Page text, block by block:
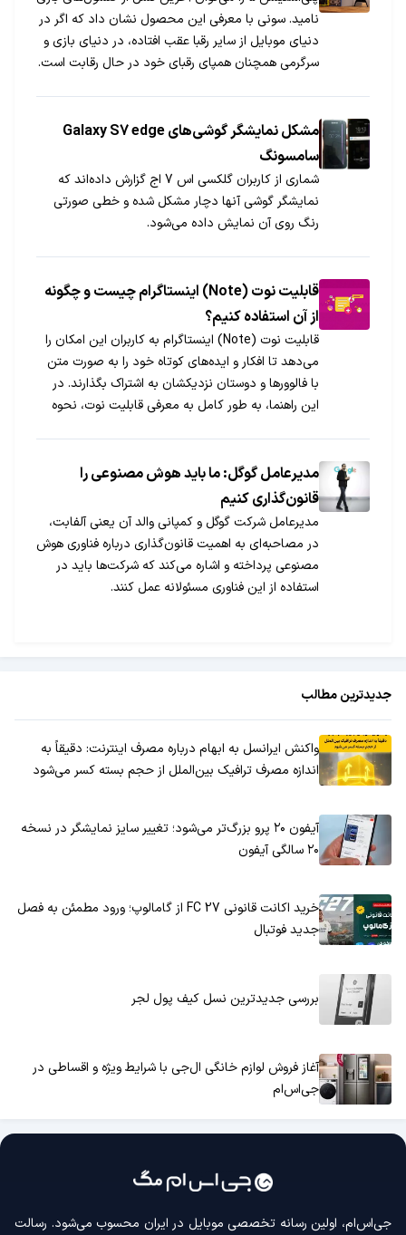
نامید. سونی با معرفی این محصول نشان داد که اگر در
دنیای موبایل از سایر رقبا عقب افتاده، در دنیای بازی و
سرگرمی همچنان همپای رقبای خود در حال رقابت است.
مشکل نمایشگر گوشی‌های Galaxy S7 edge
سامسونگ
شماری از کاربران گلکسی اس 7 اج گزارش داده‌اند که
نمایشگر گوشی آنها دچار مشکل شده و خطی صورتی
رنگ روی آن نمایش داده می‎شود.
قابلیت نوت (Note) اینستاگرام چیست و چگونه
از آن‌ استفاده کنیم؟
قابلیت نوت (Note) اینستاگرام به کاربران این امکان را
می‌دهد تا افکار و ایده‌های کوتاه خود را به صورت متن
با فالوورها و دوستان نزدیکشان به اشتراک بگذارند. در
این راهنما، به طور کامل به معرفی قابلیت نوت، نحوه
مدیرعامل گوگل: ما باید هوش مصنوعی را
قانون‌گذاری کنیم
مدیرعامل شرکت گوگل و کمپانی والد آن یعنی آلفابت،
در مصاحبه‌ای به اهمیت قانون‌گذاری درباره فناوری هوش
مصنوعی پرداخته و اشاره می‌کند که شرکت‌ها باید در
استفاده از این فناوری مسئولانه عمل کنند.
جدیدترین مطالب
واکنش ایرانسل به ابهام درباره مصرف اینترنت: دقیقاً به
اندازه مصرف ترافیک بین‌الملل از حجم بسته کسر می‌شود
آیفون ۲۰ پرو بزرگ‌تر می‌شود؛ تغییر سایز نمایشگر در نسخه
۲۰ سالگی آیفون
خرید اکانت قانونی FC 27 از گامالوپ؛ ورود مطمئن به فصل
جدید فوتبال
بررسی جدیدترین نسل کیف پول لجر
آغاز فروش لوازم خانگی ال‌جی با شرایط ویژه و اقساطی در
جی‌اس‌ام
جی‌اس‌ام، اولین رسانه‌ تخصصی موبایل در ایران محسوب می‌شود. رسالت